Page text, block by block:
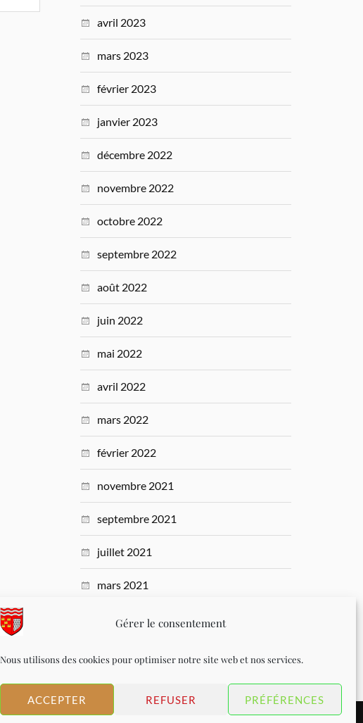
Gérer le consentement
Nous utilisons des cookies pour optimiser notre site web et nos services.
ACCEPTER REFUSER PRÉFÉRENCES
avril 2023
mars 2023
février 2023
janvier 2023
décembre 2022
novembre 2022
octobre 2022
septembre 2022
août 2022
juin 2022
mai 2022
avril 2022
mars 2022
février 2022
novembre 2021
septembre 2021
juillet 2021
mars 2021
novembre 2020